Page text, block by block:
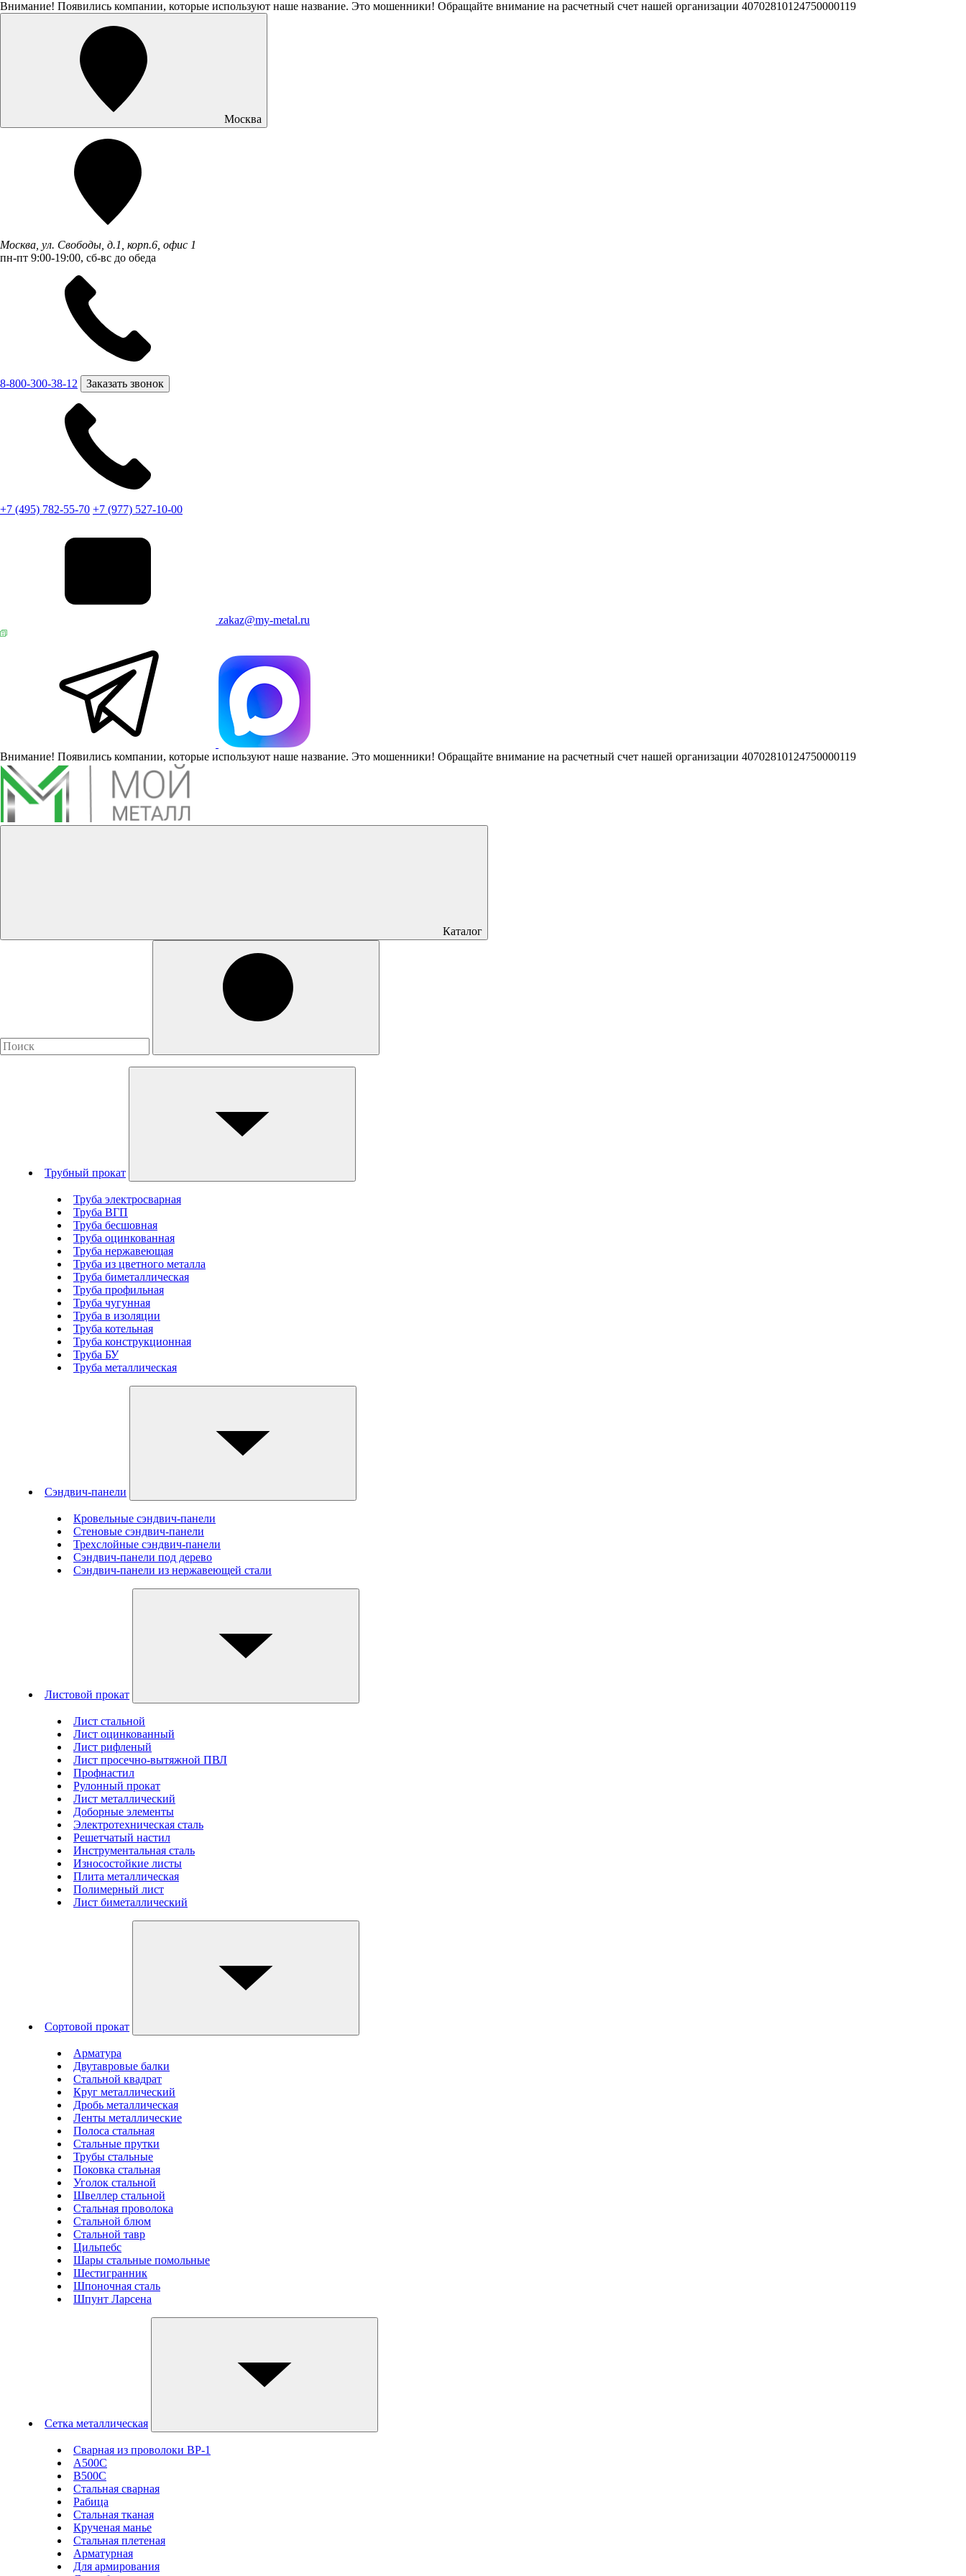
Внимание! Появились компании, которые используют наше название. Это мошенники! Обращайте внимание на расчетный счет нашей организации 40702810124750000119
Москва
Москва, ул. Свободы, д.1, корп.6, офис 1
пн-пт 9:00-19:00, сб-вс до обеда
8-800-300-38-12 Заказать звонок
+7 (495) 782-55-70 +7 (977) 527-10-00
zakaz@my-metal.ru
Внимание! Появились компании, которые используют наше название. Это мошенники! Обращайте внимание на расчетный счет нашей организации 40702810124750000119
Каталог
Трубный прокат
Труба электросварная
Труба ВГП
Труба бесшовная
Труба оцинкованная
Труба нержавеющая
Труба из цветного металла
Труба биметаллическая
Труба профильная
Труба чугунная
Труба в изоляции
Труба котельная
Труба конструкционная
Труба БУ
Труба металлическая
Сэндвич-панели
Кровельные сэндвич-панели
Стеновые cэндвич-панели
Трехслойные сэндвич-панели
Сэндвич-панели под дерево
Сэндвич-панели из нержавеющей стали
Листовой прокат
Лист стальной
Лист оцинкованный
Лист рифленый
Лист просечно-вытяжной ПВЛ
Профнастил
Рулонный прокат
Лист металлический
Доборные элементы
Электротехническая сталь
Решетчатый настил
Инструментальная сталь
Износостойкие листы
Плита металлическая
Полимерный лист
Лист биметаллический
Сортовой прокат
Арматура
Двутавровые балки
Стальной квадрат
Круг металлический
Дробь металлическая
Ленты металлические
Полоса стальная
Стальные прутки
Трубы стальные
Поковка стальная
Уголок стальной
Швеллер стальной
Стальная проволока
Стальной блюм
Стальной тавр
Цильпебс
Шары стальные помольные
Шестигранник
Шпоночная сталь
Шпунт Ларсена
Сетка металлическая
Сварная из проволоки ВР-1
А500С
В500С
Стальная сварная
Рабица
Стальная тканая
Крученая манье
Стальная плетеная
Арматурная
Для армирования